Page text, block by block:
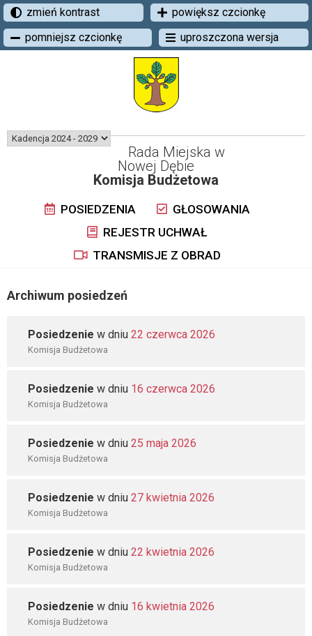
zmień kontrast
powiększ czcionkę
pomniejsz czcionkę
uproszczona wersja
Rada Miejska w
Nowej Dębie
Komisja Budżetowa
POSIEDZENIA
GŁOSOWANIA
REJESTR UCHWAŁ
TRANSMISJE Z OBRAD
Archiwum posiedzeń
Posiedzenie w dniu 22 czerwca 2026
Komisja Budżetowa
Posiedzenie w dniu 16 czerwca 2026
Komisja Budżetowa
Posiedzenie w dniu 25 maja 2026
Komisja Budżetowa
Posiedzenie w dniu 27 kwietnia 2026
Komisja Budżetowa
Posiedzenie w dniu 22 kwietnia 2026
Komisja Budżetowa
Posiedzenie w dniu 16 kwietnia 2026
Komisja Budżetowa